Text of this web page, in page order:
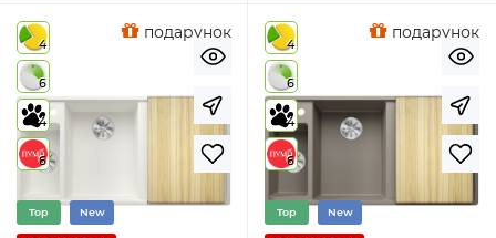
4
6
4
6
подарунок
Top New
4
6
4
6
подарунок
Top New